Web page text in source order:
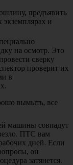
предъявить
экземплярах и
на осмотр. Это
сверку
проверит их
в
вымыть, все
машины совпадут
ПТС вам
дней. Если
он
затянется.